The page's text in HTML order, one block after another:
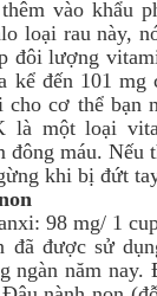
vào khẩu
loại rau này,
đôi lượng
kể đến 101 mg
cho cơ thể bạn
là một loại
đông máu. Nếu
khi bị đứt
98 mg/ 1
đã được sử
ngàn năm